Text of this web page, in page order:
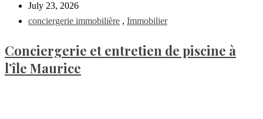
July 23, 2026
conciergerie immobilière , Immobilier
Conciergerie et entretien de piscine à
l’île Maurice